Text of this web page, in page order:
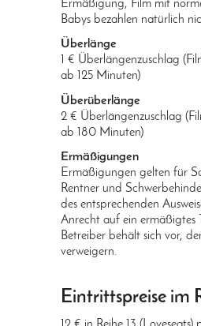
Ermäßigung, Film mit
Babys bezahlen natürlich
Überlänge
1 € Überlängenzuschlag
ab 125 Minuten)
Überüberlänge
2 € Überlängenzuschlag
ab 180 Minuten)
Ermäßigungen
Ermäßigungen gelten für
Rentner und
des entsprechenden
Anrecht auf ein ermäßigtes
Betreiber behält sich vor,
verweigern.
Eintrittspreise im